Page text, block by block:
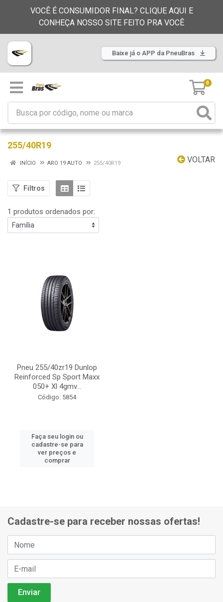
VOCÊ É CONSUMIDOR FINAL? CLIQUE AQUI E
CONHEÇA NOSSO SITE FEITO PRA VOCÊ
Baixe já o APP da PneuBras
0
255/40R19
VOLTAR
INÍCIO ARO 19 AUTO 255/40R19
Filtros
1 produtos ordenados por:
Pneu 255/40zr19 Dunlop
Reinforced Sp Sport Maxx
050+ Xl 4gmv...
Código: 5854
Faça seu login ou
cadastre-se para
ver preços e
comprar
Cadastre-se para receber nossas ofertas!